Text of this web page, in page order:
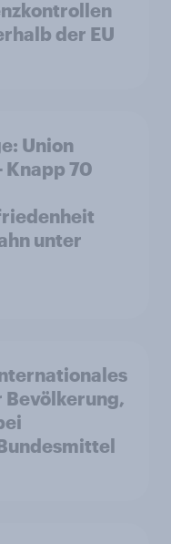
der EU
Union
Knapp 70
unter
Bevölkerung,